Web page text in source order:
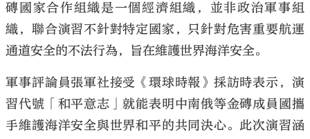
磚國家合作組織是一個經濟組織，並非政治軍事組
織，聯合演習不針對特定國家，只針對危害重要航運
通道安全的不法行為，旨在維護世界海洋安全。
軍事評論員張軍社接受《環球時報》採訪時表示，演
習代號「和平意志」就能表明中南俄等金磚成員國攜
手維護海洋安全與世界和平的共同決心。此次演習涵